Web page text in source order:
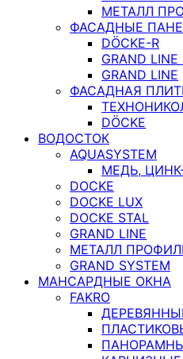
МЕТАЛЛ
ФАСАДНЫЕ
DÖCKE-R
GRAND
GRAND LINE
ФАСАДНАЯ
DÖCKE
ВОДОСТОК
AQUASYSTEM
МЕДЬ,
DOCKE
DOCKE LUX
DOCKE STAL
GRAND LINE
МЕТАЛЛ
GRAND SYSTEM
МАНСАРДНЫЕ ОКНА
FAKRO